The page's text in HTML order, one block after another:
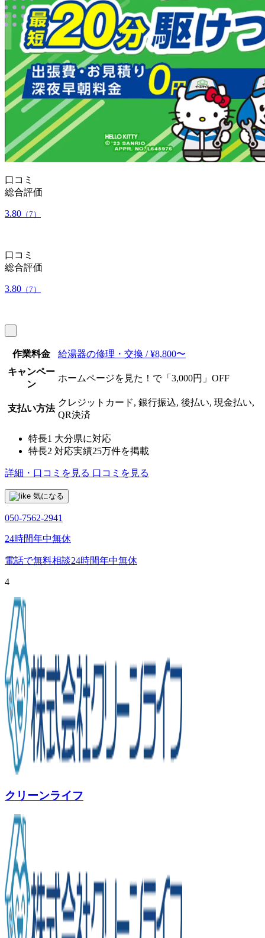
口コミ
総合評価
3.80 （7）
口コミ
総合評価
3.80 （7）
作業料金
給湯器の修理・交換 / ¥8,800〜
キャンペー
ン
ホームページを見た！で「3,000円」OFF
支払い方法
クレジットカード, 銀行振込, 後払い, 現金払い,
QR決済
特長1 大分県に対応
特長2 対応実績25万件を掲載
詳細・口コミを見る 口コミを見る
気になる
050-7562-2941
24時間年中無休
電話で無料相談24時間年中無休
4
クリーンライフ